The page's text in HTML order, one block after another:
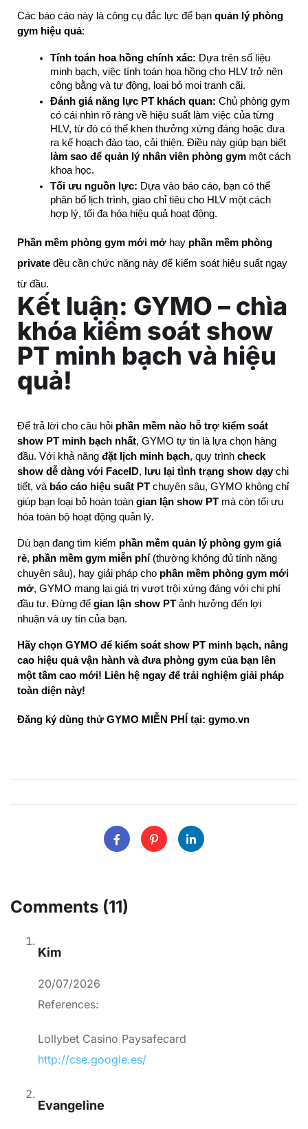
Các báo cáo này là công cụ đắc lực để bạn quản lý phòng
gym hiệu quả:
Tính toán hoa hồng chính xác: Dựa trên số liệu
minh bạch, việc tính toán hoa hồng cho HLV trở nên
công bằng và tự động, loại bỏ mọi tranh cãi.
Đánh giá năng lực PT khách quan: Chủ phòng gym
có cái nhìn rõ ràng về hiệu suất làm việc của từng
HLV, từ đó có thể khen thưởng xứng đáng hoặc đưa
làm sao để quản lý nhân viên phòng gym một cách
khoa học.
Tối ưu nguồn lực: Dựa vào báo cáo, bạn có thể
phân bổ lịch trình, giao chỉ tiêu cho HLV một cách
hợp lý, tối đa hóa hiệu quả hoạt động.
Phần mềm phòng gym mới mở hay phần mềm phòng
private đều cần chức năng này để kiểm soát hiệu suất ngay
từ đầu.
Kết luận: GYMO – chìa
khóa kiểm soát show
PT minh bạch và hiệu
quả!
Để trả lời cho câu hỏi phần mềm nào hỗ trợ kiểm soát
show PT minh bạch nhất, GYMO tự tin là lựa chọn hàng
đầu. Với khả năng đặt lịch minh bạch, quy trình check
show dễ dàng với FaceID, lưu lại tình trạng show dạy chi
tiết, và báo cáo hiệu suất PT chuyên sâu, GYMO không chỉ
giúp bạn loại bỏ hoàn toàn gian lận show PT mà còn tối ưu
hóa toàn bộ hoạt động quản lý.
Dù bạn đang tìm kiếm phần mềm quản lý phòng gym giá
rẻ, phần mềm gym miễn phí (thường không đủ tính năng
chuyên sâu), hay giải pháp cho phần mềm phòng gym mới
mở, GYMO mang lại giá trị vượt trội xứng đáng với chi phí
đầu tư. Đừng để gian lận show PT ảnh hưởng đến lợi
nhuận và uy tín của bạn.
Hãy chọn GYMO để kiểm soát show PT minh bạch, nâng
cao hiệu quả vận hành và đưa phòng gym của bạn lên
một tầm cao mới! Liên hệ ngay để trải nghiệm giải pháp
toàn diện này!
Đăng ký dùng thử GYMO MIỄN PHÍ tại: gymo.vn
Comments (11)
Kim
20/07/2026
References:
Lollybet Casino Paysafecard
http://cse.google.es/
Evangeline